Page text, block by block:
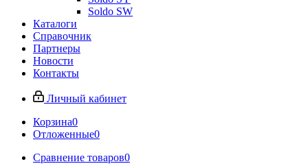
Soldo SW
Каталоги
Справочник
Партнеры
Новости
Контакты
Личный кабинет
Корзина0
Отложенные0
Сравнение товаров0